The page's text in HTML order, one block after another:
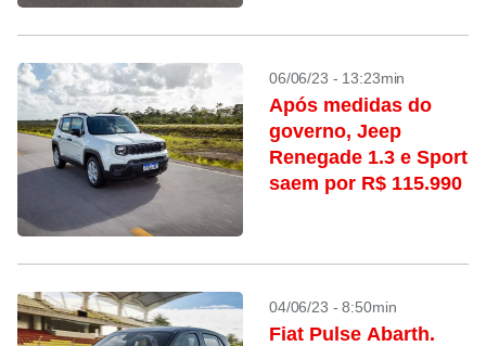
06/06/23 - 13:23min
Após medidas do
governo, Jeep
Renegade 1.3 e Sport
saem por R$ 115.990
04/06/23 - 8:50min
Fiat Pulse Abarth.